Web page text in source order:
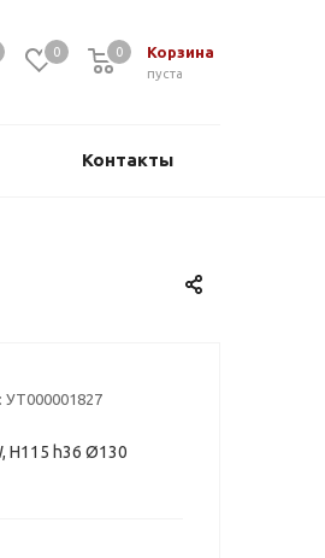
0 Корзина
0
пуста
0
Контакты
УТ000001827
H115 h36 Ø130